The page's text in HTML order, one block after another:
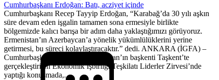
Cumhurbaşkanı Erdoğan: Batı, acziyet içinde
Cumhurbaşkanı Recep Tayyip Erdoğan, “Karabağ’da 30 yılı aşkın
süre devam eden işgalin tamamen sona ermesiyle birlikte
bölgemizde kalıcı barışa bir adım daha yaklaştığımızı görüyoruz.
Ermenistan’ın Azerbaycan’a yönelik yükümlülüklerini yerine
getirmesi, bu süreci kolaylaştıracaktır.” dedi. ANKARA (İGFA) –
Cumhurbaşkanı Erdoğan, Özbekistan’ın başkenti Taşkent’te
gerçekleştirilen Ekonomik İşbirliği Teşkilatı Liderler Zirvesi’nde
yaptığı konuşmada,...